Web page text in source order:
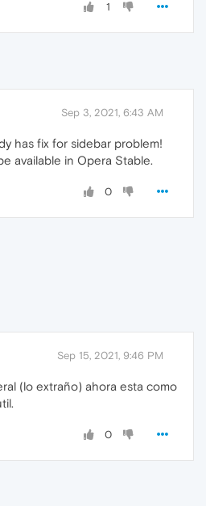
1
Sep 3, 2021, 6:43 AM
has fix for sidebar problem!
available in Opera Stable.
0
Sep 15, 2021, 9:46 PM
(lo extraño) ahora esta como
0